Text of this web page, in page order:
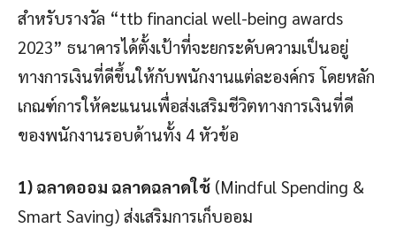
สำหรับรางวัล “ttb financial well-being awards
2023” ธนาคารได้ตั้งเป้าที่จะยกระดับความเป็นอยู่
ทางการเงินที่ดีขึ้นให้กับพนักงานแต่ละองค์กร โดยหลัก
เกณฑ์การให้คะแนนเพื่อส่งเสริมชีวิตทางการเงินที่ดี
ของพนักงานรอบด้านทั้ง 4 หัวข้อ
1) ฉลาดออม ฉลาดฉลาดใช้ (Mindful Spending &
Smart Saving) ส่งเสริมการเก็บออม